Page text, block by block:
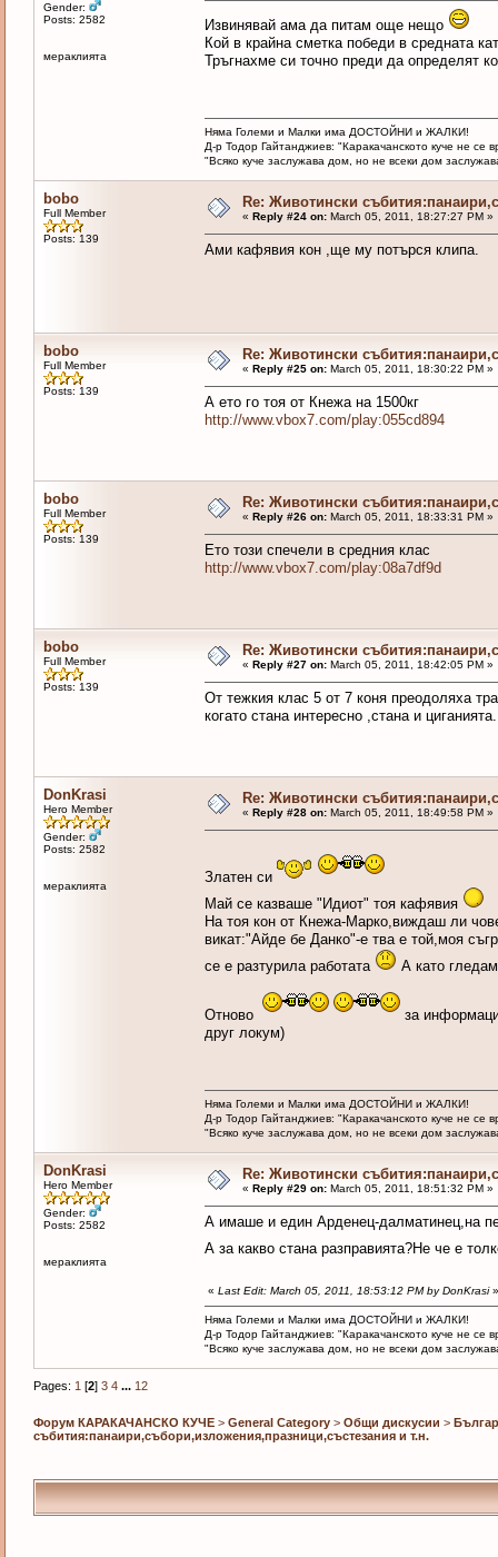
Gender:
Posts: 2582
мераклията
Извинявай ама да питам още нещо
Кой в крайна сметка победи в средната
Тръгнахме си точно преди да определят
Няма Големи и Малки има ДОСТОЙНИ и ЖАЛКИ!
Д-р Тодор Гайтанджиев: "Каракачанското куче не
"Всяко куче заслужава дом, но не всеки дом
bobo
Full Member
Posts: 139
Re: Животински
« Reply #24 on:March 05, 2011, 18:27:27 PM »
Ами кафявия кон ,ще му потърся клипа.
bobo
Full Member
Posts: 139
Re: Животински
« Reply #25 on:March 05, 2011, 18:30:22 PM »
А ето го тоя от Кнежа на 1500кг
http://www.vbox7.com/play:055cd894
bobo
Full Member
Posts: 139
Re: Животински
« Reply #26 on:March 05, 2011, 18:33:31 PM »
Ето този спечели в средния клас
http://www.vbox7.com/play:08a7df9d
bobo
Full Member
Posts: 139
Re: Животински
« Reply #27 on:March 05, 2011, 18:42:05 PM »
От тежкия клас 5 от 7 коня преодоляха
когато стана интересно ,стана и
DonKrasi
Hero Member
Gender:
Posts: 2582
мераклията
Re: Животински
« Reply #28 on:March 05, 2011, 18:49:58 PM »
Златен си
Май се казваше "Идиот" тоя кафявия
На тоя кон от Кнежа-Марко,виждаш ли
викат:"Айде бе Данко"-е тва е той,моя
се е разтурила работата
А като
Отново
за
друг локум)
Няма Големи и Малки има ДОСТОЙНИ и ЖАЛКИ!
Д-р Тодор Гайтанджиев: "Каракачанското куче не
"Всяко куче заслужава дом, но не всеки дом
DonKrasi
Hero Member
Gender:
Posts: 2582
мераклията
Re: Животински
« Reply #29 on:March 05, 2011, 18:51:32 PM »
А имаше и един Арденец-далматинец,на
А за какво стана разправията?Не че е
« Last Edit: March 05, 2011, 18:53:12 PM by DonKrasi»
Няма Големи и Малки има ДОСТОЙНИ и ЖАЛКИ!
Д-р Тодор Гайтанджиев: "Каракачанското куче не
"Всяко куче заслужава дом, но не всеки дом
Pages: 1 [2] 3 4 ... 12
Форум КАРАКАЧАНСКО КУЧЕ> General Category> Общи дискусии >
събития:панаири,събори,изложения,празници,състезания и т.н.